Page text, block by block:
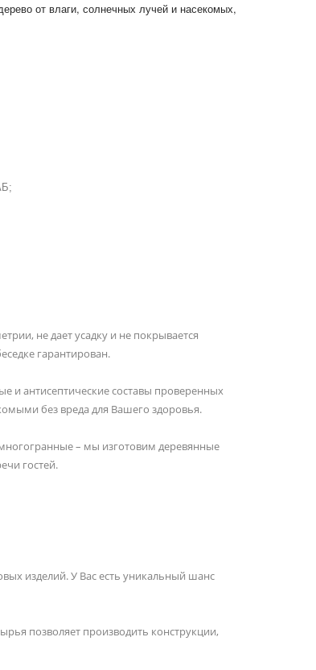
от влаги, солнечных лучей и насекомых,
не дает усадку и не покрывается
гарантирован.
и антисептические составы проверенных
без вреда для Вашего здоровья.
– мы изготовим деревянные
гостей.
изделий. У Вас есть уникальный шанс
позволяет производить конструкции,